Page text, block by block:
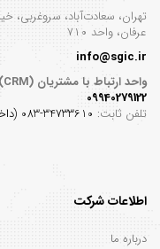
عرفان، واحد ۷۱۰
info@sgic.ir
واحد ارتباط با مشتریان (CRM):
09940279122
تلفن ثابت: 34733610-083 (داخلی 19)
اطلاعات شرکت
درباره ما